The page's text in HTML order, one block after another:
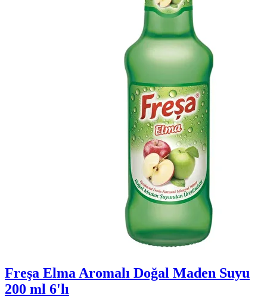
Freşa Elma Aromalı Doğal Maden Suyu
200 ml 6'lı